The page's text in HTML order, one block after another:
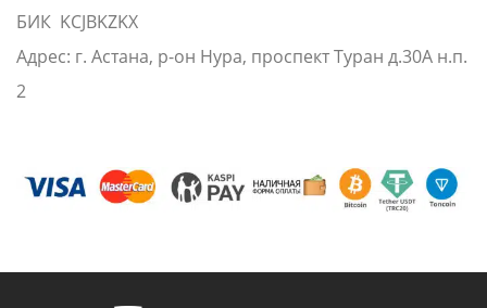
БИК KCJBKZKX
Адрес: г. Астана, р-он Нура, проспект Туран д.30А н.п.
2